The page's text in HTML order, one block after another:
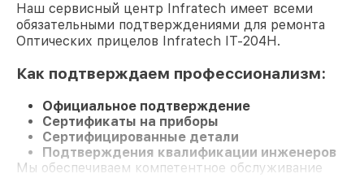
Наш сервисный центр Infratech имеет всеми
обязательными подтверждениями для ремонта
Оптических прицелов Infratech IT-204H.
Как подтверждаем профессионализм:
Официальное подтверждение
Сертификаты на приборы
Сертифицированные детали
Подтверждения квалификации инженеров
Мы обеспечиваем компетентное обслуживание